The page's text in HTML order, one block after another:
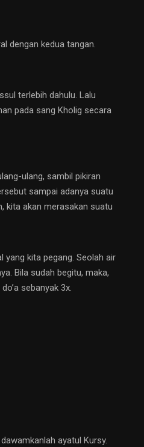
dengan kedua tangan.
terlebih dahulu. Lalu
pada sang Kholig secara
ulang, sambil pikiran
sampai adanya suatu
kita akan merasakan suatu
yang kita pegang. Seolah air
Bila sudah begitu, maka,
sebanyak 3x.
ayatul Kursy.